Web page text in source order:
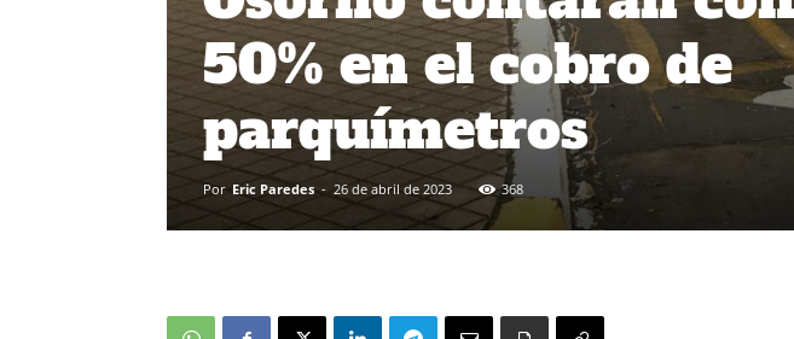
50% en el cobro de
parquímetros
Por Eric Paredes - 26 de abril de 2023 368